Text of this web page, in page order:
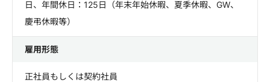
日、年間休日：125日（年末年始休暇、夏季休暇、GW、
慶弔休暇等）
雇用形態
正社員もしくは契約社員